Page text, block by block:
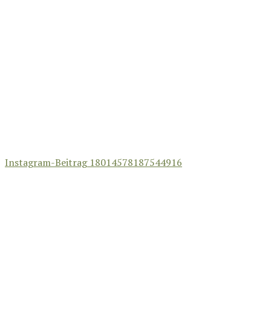
Instagram-Beitrag 18014578187544916